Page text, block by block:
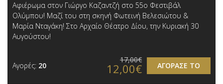
Αφιέρωμα στον Γιώργο Καζαντζή στο 55ο Φεστιβάλ
Ολύμπου! Μαζί του στη σκηνή Φωτεινή Βελεσιώτου &
Μαρία Νταγάκη! Στο Αρχαίο Θέατρο Δίου, την Κυριακή 30
Αυγούστου!
Αγορές: 20 ΑΓΟΡΑΣΕ ΤΟ
17,00€
12,00€